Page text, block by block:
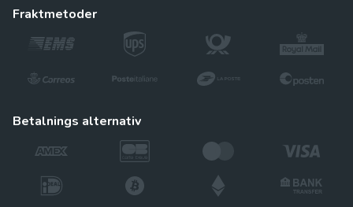
fraktmetoder
betalnings alternativ